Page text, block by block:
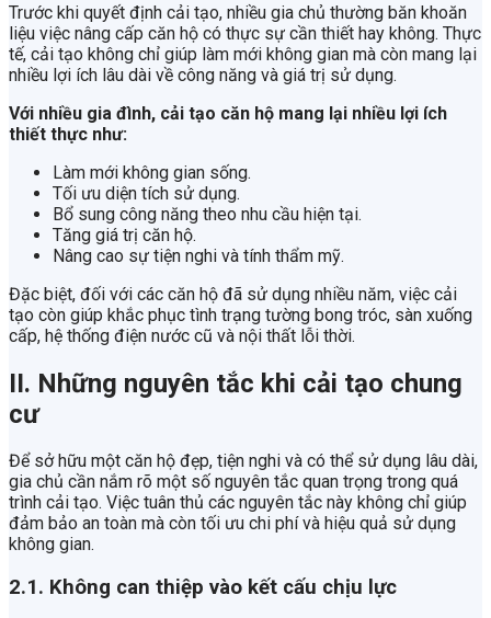
Trước khi quyết định cải tạo, nhiều gia chủ thường băn khoăn
liệu việc nâng cấp căn hộ có thực sự cần thiết hay không. Thực
tế, cải tạo không chỉ giúp làm mới không gian mà còn mang lại
nhiều lợi ích lâu dài về công năng và giá trị sử dụng.
Với nhiều gia đình, cải tạo căn hộ mang lại nhiều lợi ích
thiết thực như:
Làm mới không gian sống.
Tối ưu diện tích sử dụng.
Bổ sung công năng theo nhu cầu hiện tại.
Tăng giá trị căn hộ.
Nâng cao sự tiện nghi và tính thẩm mỹ.
Đặc biệt, đối với các căn hộ đã sử dụng nhiều năm, việc cải
tạo còn giúp khắc phục tình trạng tường bong tróc, sàn xuống
cấp, hệ thống điện nước cũ và nội thất lỗi thời.
II. Những nguyên tắc khi cải tạo chung
cư
Để sở hữu một căn hộ đẹp, tiện nghi và có thể sử dụng lâu dài,
gia chủ cần nắm rõ một số nguyên tắc quan trọng trong quá
trình cải tạo. Việc tuân thủ các nguyên tắc này không chỉ giúp
đảm bảo an toàn mà còn tối ưu chi phí và hiệu quả sử dụng
không gian.
2.1. Không can thiệp vào kết cấu chịu lực